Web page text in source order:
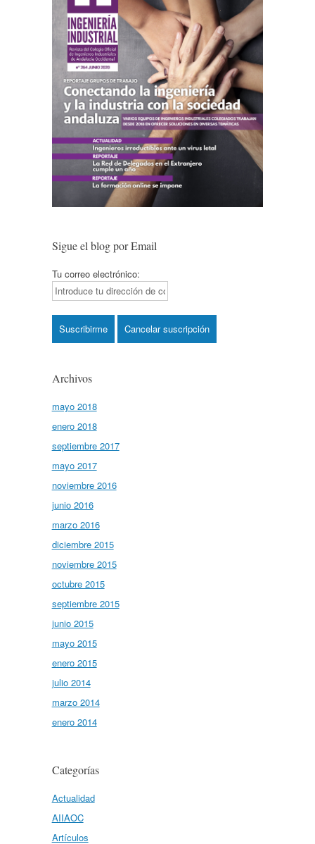
Sigue el blog por Email
Tu correo electrónico:
Archivos
mayo 2018
enero 2018
septiembre 2017
mayo 2017
noviembre 2016
junio 2016
marzo 2016
diciembre 2015
noviembre 2015
octubre 2015
septiembre 2015
junio 2015
mayo 2015
enero 2015
julio 2014
marzo 2014
enero 2014
Categorías
Actualidad
AIIAOC
Artículos